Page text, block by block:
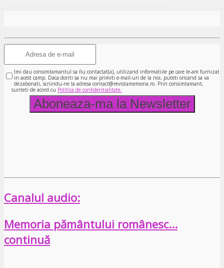
Imi dau consimtamantul sa fiu contactat(a), utilizand informatiile pe care le-am furnizat
in acest camp. Daca doriti sa nu mai primiti e-mail-uri de la noi, puteti oricand sa va
dezabonati, scriindu-ne la adresa contact@revistamemoria.ro. Prin consimtamant,
sunteti de acord cu Politica de confidentialitate.
Canalul audio:
Memoria pământului românesc…
continuă